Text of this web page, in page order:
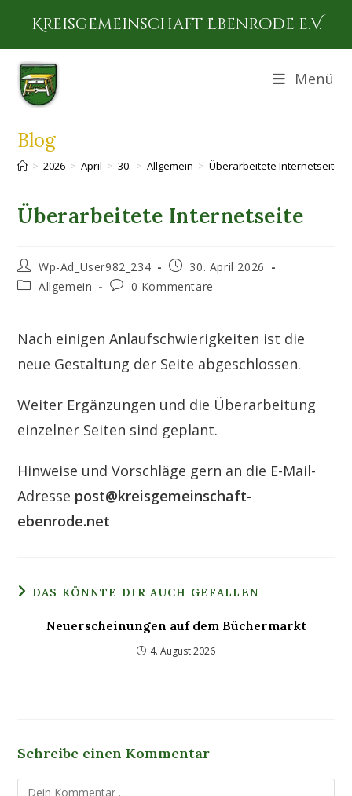
springen
Kreisgemeinschaft Ebenrode e.V.
Menü
Blog
> 2026 > April > 30. > Allgemein > Überarbeitete Internetseite
Überarbeitete Internetseite
Beitrags-
Autor:
Wp-Ad_User982_234
Beitrag
veröffentlicht:
30. April 2026
Beitrags-
Allgemein
Beitrags-
0 Kommentare
Nach einigen Anlaufschwierigkeiten ist die
neue Gestaltung der Seite abgeschlossen.
Weiter Ergänzungen und die Überarbeitung
einzelner Seiten sind geplant.
Hinweise und Vorschläge gern an die E-Mail-
Adresse post@kreisgemeinschaft-
ebenrode.net
DAS KÖNNTE DIR AUCH GEFALLEN
Neuerscheinungen auf dem Büchermarkt
4. August 2026
Schreibe einen Kommentar
Kommentar